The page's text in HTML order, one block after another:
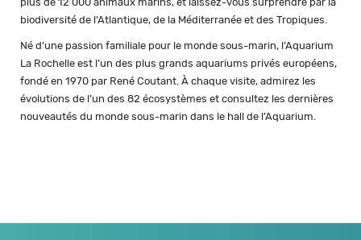
biodiversité de l’Atlantique, de la Méditerranée et des Tropiques.
Né d’une passion familiale pour le monde sous-marin, l’Aquarium
La Rochelle est l’un des plus grands aquariums privés européens,
fondé en 1970 par René Coutant. À chaque visite, admirez les
évolutions de l’un des 82 écosystèmes et consultez les dernières
nouveautés du monde sous-marin dans le hall de l’Aquarium.